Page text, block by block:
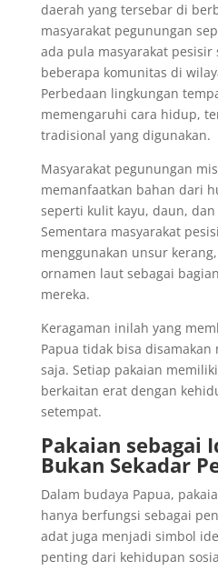
daerah yang tersebar di
masyarakat pegunungan
ada pula masyarakat pesisir
beberapa komunitas di
Perbedaan lingkungan
memengaruhi cara hidup,
tradisional yang digunakan.
Masyarakat pegunungan
memanfaatkan bahan dari
seperti kulit kayu, daun,
Sementara masyarakat
menggunakan unsur
ornamen laut sebagai
mereka.
Keragaman inilah yang
Papua tidak bisa
saja. Setiap pakaian
berkaitan erat dengan
setempat.
Pakaian sebagai
Bukan Sekadar
Dalam budaya Papua,
hanya berfungsi sebagai
adat juga menjadi simbol
penting dari kehidupan